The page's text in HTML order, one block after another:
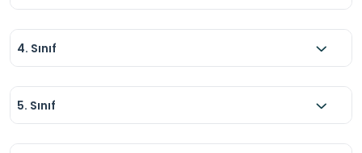
4. Sınıf
5. Sınıf